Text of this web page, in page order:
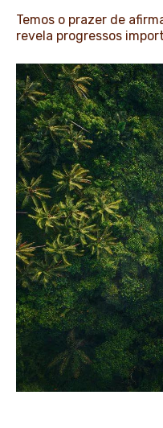
Temos o prazer de
revela progressos